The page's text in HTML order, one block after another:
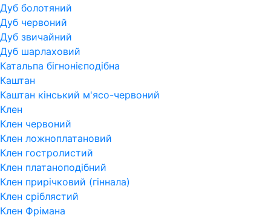
Дуб болотяний
Дуб червоний
Дуб звичайний
Дуб шарлаховий
Катальпа бігнонієподібна
Каштан
Каштан кінський м'ясо-червоний
Клен
Клен червоний
Клен ложноплатановий
Клен гостролистий
Клен платаноподібний
Клен прирічковий (гіннала)
Клен сріблястий
Клен Фрімана